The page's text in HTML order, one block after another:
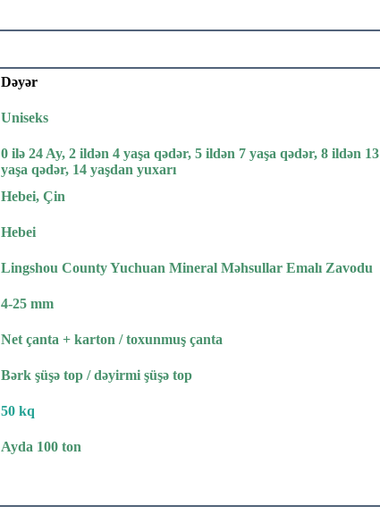
Dəyər
Uniseks
0 ilə 24 Ay, 2 ildən 4 yaşa qədər, 5 ildən 7 yaşa qədər, 8 ildən 13
yaşa qədər, 14 yaşdan yuxarı
Hebei, Çin
Hebei
Lingshou County Yuchuan Mineral Məhsullar Emalı Zavodu
4-25 mm
Net çanta + karton / toxunmuş çanta
Bərk şüşə top / dəyirmi şüşə top
50 kq
Ayda 100 ton